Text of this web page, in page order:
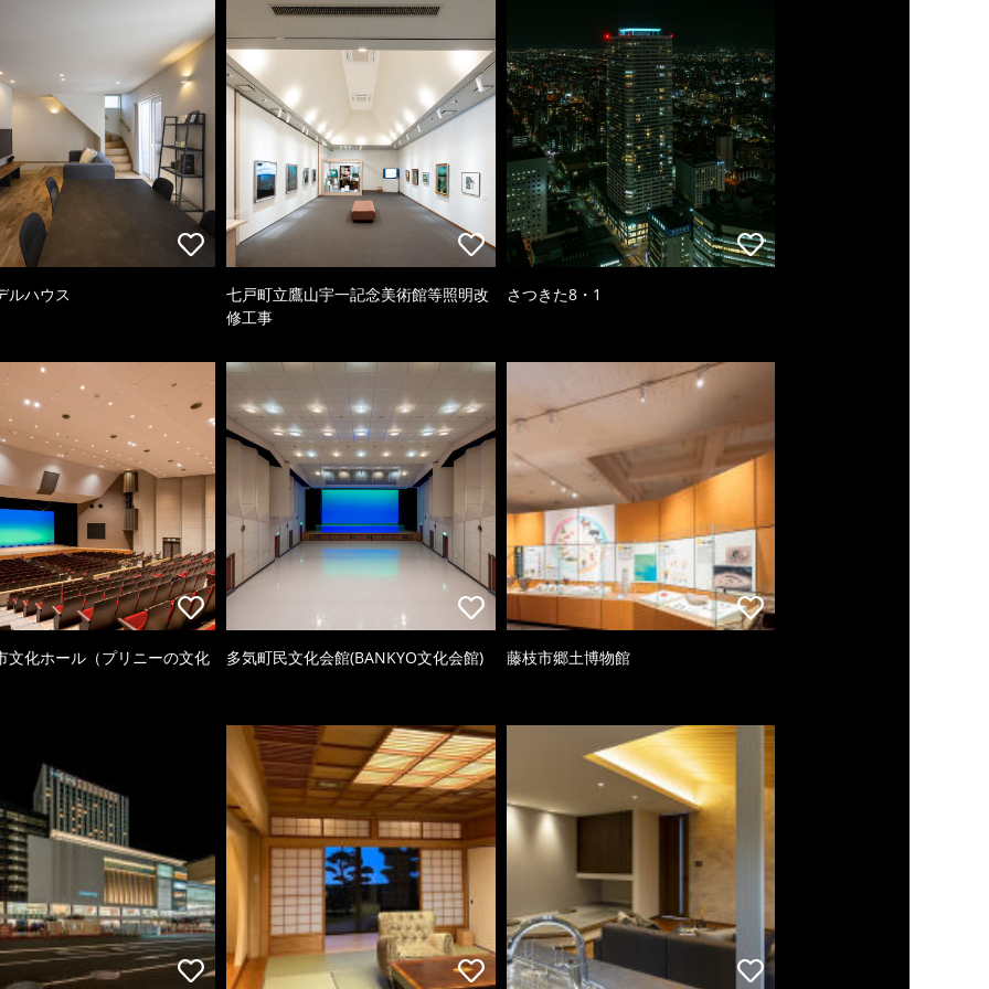
ルハウス
七戸町立鷹山宇一記念美術館等照明改
修工事
さつきた8・1
文化ホール（プリニーの文化
多気町民文化会館(BANKYO文化会館) 藤枝市郷土博物館